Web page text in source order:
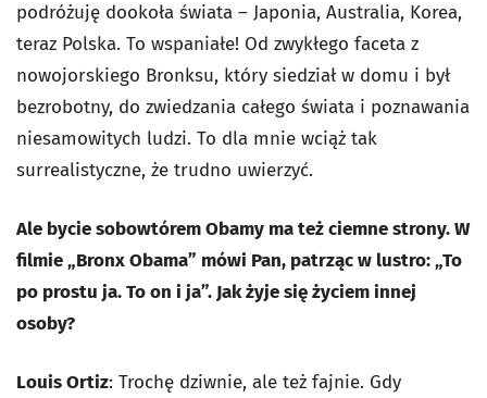
podróżuję dookoła świata – Japonia, Australia, Korea,
teraz Polska. To wspaniałe! Od zwykłego faceta z
nowojorskiego Bronksu, który siedział w domu i był
bezrobotny, do zwiedzania całego świata i poznawania
niesamowitych ludzi. To dla mnie wciąż tak
surrealistyczne, że trudno uwierzyć.
Ale bycie sobowtórem Obamy ma też ciemne strony. W
filmie „Bronx Obama” mówi Pan, patrząc w lustro: „To
po prostu ja. To on i ja”. Jak żyje się życiem innej
osoby?
Louis Ortiz: Trochę dziwnie, ale też fajnie. Gdy